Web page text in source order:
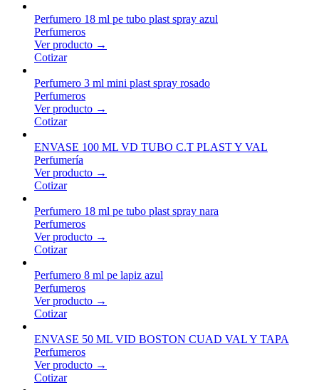
Perfumero 18 ml pe tubo plast spray azul
Perfumeros
Ver producto →
Cotizar
Perfumero 3 ml mini plast spray rosado
Perfumeros
Ver producto →
Cotizar
ENVASE 100 ML VD TUBO C.T PLAST Y VAL
Perfumería
Ver producto →
Cotizar
Perfumero 18 ml pe tubo plast spray nara
Perfumeros
Ver producto →
Cotizar
Perfumero 8 ml pe lapiz azul
Perfumeros
Ver producto →
Cotizar
ENVASE 50 ML VID BOSTON CUAD VAL Y TAPA
Perfumeros
Ver producto →
Cotizar